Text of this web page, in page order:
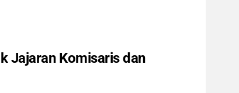
Jajaran Komisaris dan